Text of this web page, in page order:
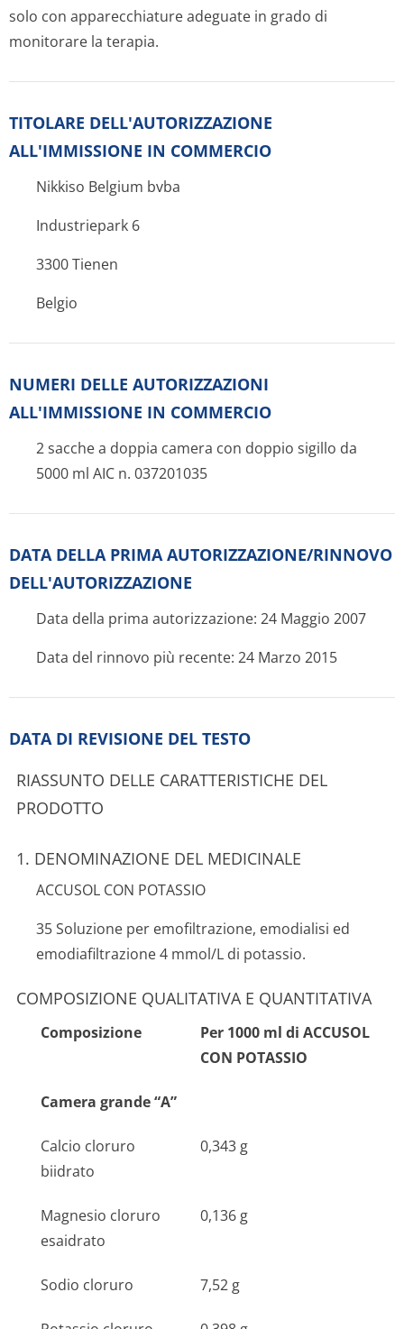
solo con apparecchiature adeguate in grado di
monitorare la terapia.
TITOLARE DELL'AUTORIZZAZIONE
ALL'IMMISSIONE IN COMMERCIO
Nikkiso Belgium bvba
Industriepark 6
3300 Tienen
Belgio
NUMERI DELLE AUTORIZZAZIONI
ALL'IMMISSIONE IN COMMERCIO
2 sacche a doppia camera con doppio sigillo da
5000 ml AIC n. 037201035
DATA DELLA PRIMA AUTORIZZAZIONE/RIN­NOVO
DELL'AUTORIZZAZIONE
Data della prima autorizzazione: 24 Maggio 2007
Data del rinnovo più recente: 24 Marzo 2015
DATA DI REVISIONE DEL TESTO
RIASSUNTO DELLE CARATTERISTICHE DEL
PRODOTTO
1. DENOMINAZIONE DEL MEDICINALE
ACCUSOL CON POTASSIO
35 Soluzione per emofiltrazione, emodialisi ed
emodiafiltrazione 4 mmol/L di potassio.
COMPOSIZIONE QUALITATIVA E QUANTITATIVA
Composizione
Per 1000 ml di ACCUSOL
CON POTASSIO
Camera grande “A”
Calcio cloruro
biidrato
0,343 g
Magnesio cloruro
esaidrato
0,136 g
Sodio cloruro 7,52 g